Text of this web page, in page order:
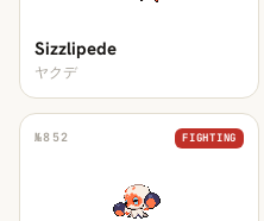
Sizzlipede
ヤクデ
№852 FIGHTING